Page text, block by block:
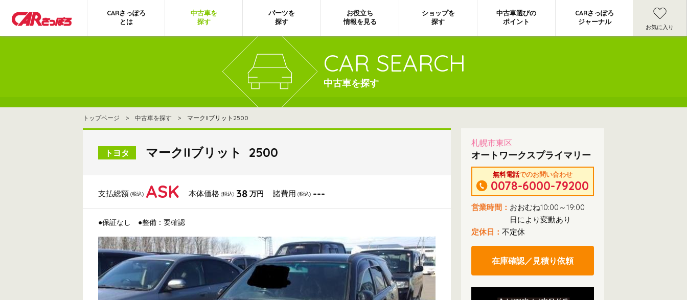
CARさっぽろ
とは
中古車を
探す
パーツを
探す
お役立ち
情報を見る
ショップを
探す
中古車選びの
ポイント
CARさっぽろ
ジャーナル
お気に入り
CAR SEARCH
中古車を探す
トップページ > 中古車を探す > マークIIブリット2500
トヨタ マークIIブリット 2500
支払総額 (税込) ASK 本体価格 (税込) 38 万円 諸費用 (税込) ---
●保証なし ●整備：要確認
札幌市東区
オートワークスプライマリー
無料電話でのお問い合わせ
0078-6000-79200
営業時間： おおむね10:00～19:00
日により変動あり
定休日： 不定休
在庫確認／見積り依頼